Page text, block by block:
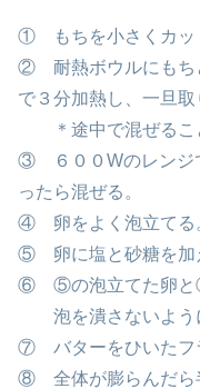
① もちを小さくカッ
② 耐熱ボウルにもち
で３分加熱し、一旦取
＊途中で混ぜるこ
③ ６００Wのレンジ
ったら混ぜる。
④ 卵をよく泡立てる
⑤ 卵に塩と砂糖を加
⑥ ⑤の泡立てた卵と③
泡を潰さないよう
⑦ バターをひいたフ
⑧ 全体が膨らんだら